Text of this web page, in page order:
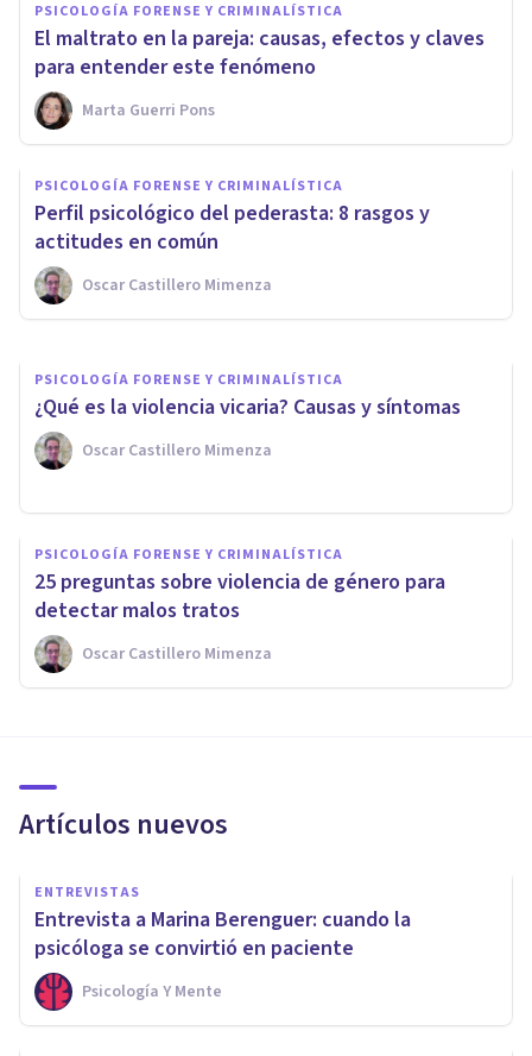
PSICOLOGÍA FORENSE Y CRIMINALÍSTICA
​El maltrato en la pareja: causas, efectos y claves
para entender este fenómeno
Marta Guerri Pons
PSICOLOGÍA FORENSE Y CRIMINALÍSTICA
Perfil psicológico del pederasta: 8 rasgos y
actitudes en común
Oscar Castillero Mimenza
​Los 9 tipos de maltrato y sus
características
Juan Armando Corbin
PSICOLOGÍA FORENSE Y CRIMINALÍSTICA
​¿Qué es la violencia vicaria? Causas y síntomas
Oscar Castillero Mimenza
PSICOLOGÍA FORENSE Y CRIMINALÍSTICA
25 preguntas sobre violencia de género para
detectar malos tratos
Oscar Castillero Mimenza
Artículos nuevos
ENTREVISTAS
Entrevista a Marina Berenguer: cuando la
psicóloga se convirtió en paciente
Psicología Y Mente